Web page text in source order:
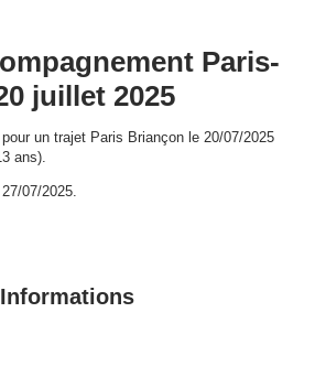
Paris-
juillet 2025
un trajet Paris Briançon le 20/07/2025
ans).
07/2025.